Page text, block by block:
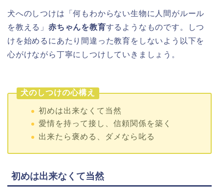
犬へのしつけは「何もわからない生物に人間がルール
を教える」 赤ちゃんを教育するようなものです。しつ
けを始めるにあたり間違った教育をしないよう以下を
心がけながら丁寧にしつけしていきましょう。
犬のしつけの心構え
初めは出来なくて当然
愛情を持って接し、信頼関係を築く
出来たら褒める、ダメなら叱る
初めは出来なくて当然